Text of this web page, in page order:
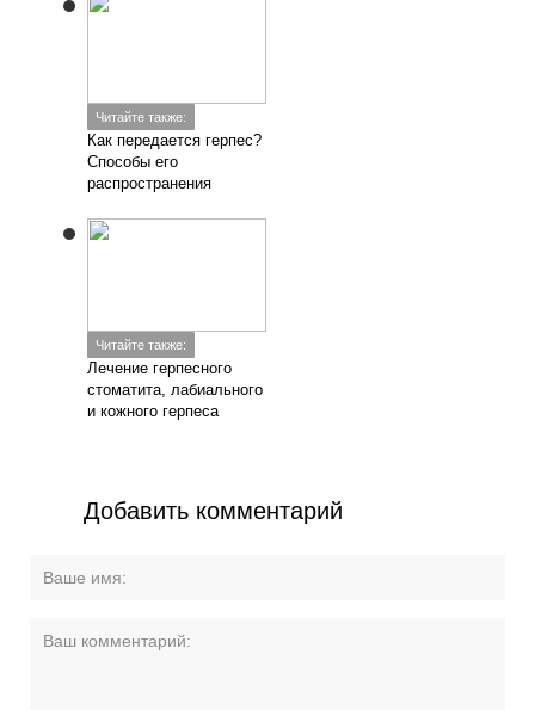
Читайте также:
Как передается герпес?
Способы его
распространения
Читайте также:
Лечение герпесного
стоматита, лабиального
и кожного герпеса
Добавить комментарий